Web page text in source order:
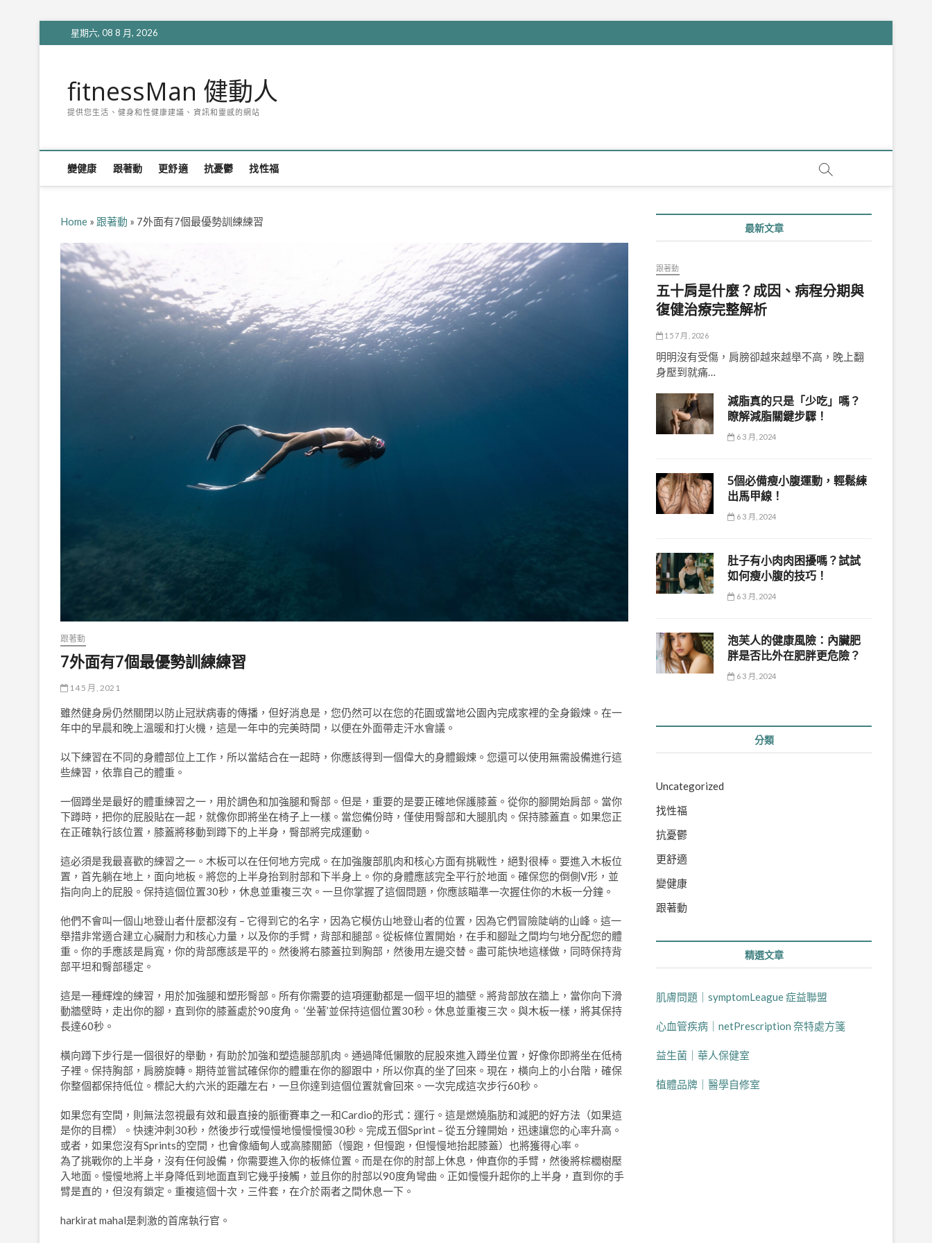
to
星期六, 08 8 月, 2026
fitnessMan 健動人
提供您生活、健身和性健康建議、資訊和靈感的網站
變健康 跟著動 更舒適 抗憂鬱 找性福
Home » 跟著動 » 7外面有7個最優勢訓練練習
跟著動
7外面有7個最優勢訓練練習
14 5 月, 2021
雖然健身房仍然關閉以防止冠狀病毒的傳播，但好消息是，您仍然可以在您的花園或當地公園內完成家裡的全身鍛煉。在一
年中的早晨和晚上溫暖和打火機，這是一年中的完美時間，以便在外面帶走汗水會議。
以下練習在不同的身體部位上工作，所以當結合在一起時，你應該得到一個偉大的身體鍛煉。您還可以使用無需設備進行這
些練習，依靠自己的體重。
一個蹲坐是最好的體重練習之一，用於調色和加強腿和臀部。但是，重要的是要正確地保護膝蓋。從你的腳開始肩部。當你
下蹲時，把你的屁股貼在一起，就像你即將坐在椅子上一樣。當您備份時，僅使用臀部和大腿肌肉。保持膝蓋直。如果您正
在正確執行該位置，膝蓋將移動到蹲下的上半身，臀部將完成運動。
這必須是我最喜歡的練習之一。木板可以在任何地方完成。在加強腹部肌肉和核心方面有挑戰性，絕對很棒。要進入木板位
置，首先躺在地上，面向地板。將您的上半身抬到肘部和下半身上。你的身體應該完全平行於地面。確保您的倒側V形，並
指向向上的屁股。保持這個位置30秒，休息並重複三次。一旦你掌握了這個問題，你應該瞄準一次握住你的木板一分鐘。
他們不會叫一個山地登山者什麼都沒有 – 它得到它的名字，因為它模仿山地登山者的位置，因為它們冒險陡峭的山峰。這一
舉措非常適合建立心臟耐力和核心力量，以及你的手臂，背部和腿部。從板條位置開始，在手和腳趾之間均勻地分配您的體
重。你的手應該是肩寬，你的背部應該是平的。然後將右膝蓋拉到胸部，然後用左邊交替。盡可能快地這樣做，同時保持背
部平坦和臀部穩定。
這是一種輝煌的練習，用於加強腿和塑形臀部。所有你需要的這項運動都是一個平坦的牆壁。將背部放在牆上，當你向下滑
動牆壁時，走出你的腳，直到你的膝蓋處於90度角。 ‘坐著’並保持這個位置30秒。休息並重複三次。與木板一樣，將其保持
長達60秒。
橫向蹲下步行是一個很好的舉動，有助於加強和塑造腿部肌肉。通過降低懶散的屁股來進入蹲坐位置，好像你即將坐在低椅
子裡。保持胸部，肩膀旋轉。期待並嘗試確保你的體重在你的腳跟中，所以你真的坐了回來。現在，橫向上的小台階，確保
你整個都保持低位。標記大約六米的距離左右，一旦你達到這個位置就會回來。一次完成這次步行60秒。
如果您有空間，則無法忽視最有效和最直接的脈衝賽車之一和Cardio的形式：運行。這是燃燒脂肪和減肥的好方法（如果這
是你的目標）。快速沖刺30秒，然後步行或慢慢地慢慢慢慢30秒。完成五個Sprint – 從五分鐘開始，迅速讓您的心率升高。
或者，如果您沒有Sprints的空間，也會像緬甸人或高膝關節（慢跑，但慢跑，但慢慢地抬起膝蓋）也將獲得心率。
為了挑戰你的上半身，沒有任何設備，你需要進入你的板條位置。而是在你的肘部上休息，伸直你的手臂，然後將棕櫚樹壓
入地面。慢慢地將上半身降低到地面直到它幾乎接觸，並且你的肘部以90度角彎曲。正如慢慢升起你的上半身，直到你的手
臂是直的，但沒有鎖定。重複這個十次，三件套，在介於兩者之間休息一下。
harkirat mahal是刺激的首席執行官。
最新文章
跟著動
五十肩是什麼？成因、病程分期與
復健治療完整解析
15 7 月, 2026
明明沒有受傷，肩膀卻越來越舉不高，晚上翻
身壓到就痛…
減脂真的只是「少吃」嗎？
瞭解減脂關鍵步驟！
6 3 月, 2024
5個必備瘦小腹運動，輕鬆練
出馬甲線！
6 3 月, 2024
肚子有小肉肉困擾嗎？試試
如何瘦小腹的技巧！
6 3 月, 2024
泡芙人的健康風險：內臟肥
胖是否比外在肥胖更危險？
6 3 月, 2024
分類
Uncategorized
找性福
抗憂鬱
更舒適
變健康
跟著動
精選文章
肌膚問題｜symptomLeague 症益聯盟
心血管疾病｜netPrescription 奈特處方箋
益生菌｜華人保健室
植體品牌｜醫學自修室